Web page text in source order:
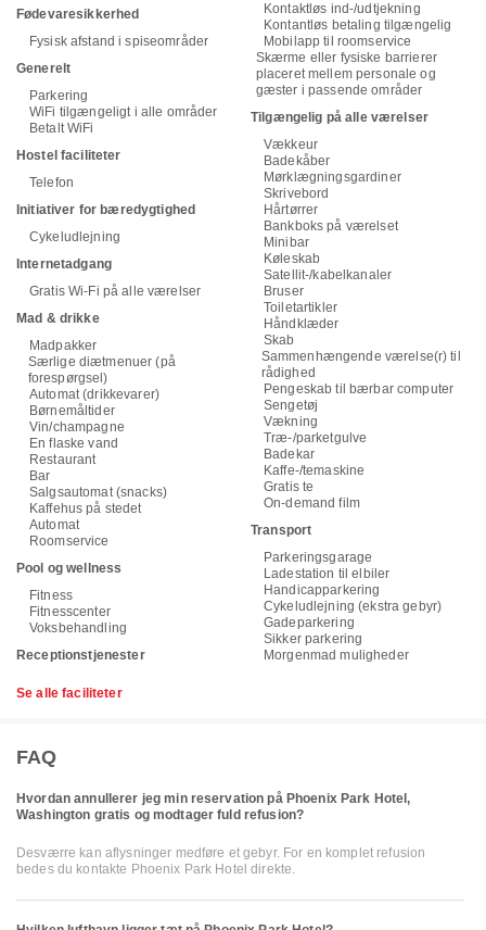
Fødevaresikkerhed
Fysisk afstand i spiseområder
Generelt
Parkering
WiFi tilgængeligt i alle områder
Betalt WiFi
Hostel faciliteter
Telefon
Initiativer for bæredygtighed
Cykeludlejning
Internetadgang
Gratis Wi-Fi på alle værelser
Mad & drikke
Madpakker
Særlige diætmenuer (på
forespørgsel)
Automat (drikkevarer)
Børnemåltider
Vin/champagne
En flaske vand
Restaurant
Bar
Salgsautomat (snacks)
Kaffehus på stedet
Automat
Roomservice
Pool og wellness
Fitness
Fitnesscenter
Voksbehandling
Receptionstjenester
Kontaktløs ind-/udtjekning
Kontantløs betaling tilgængelig
Mobilapp til roomservice
Skærme eller fysiske barrierer
placeret mellem personale og
gæster i passende områder
Tilgængelig på alle værelser
Vækkeur
Badekåber
Mørklægningsgardiner
Skrivebord
Hårtørrer
Bankboks på værelset
Minibar
Køleskab
Satellit-/kabelkanaler
Bruser
Toiletartikler
Håndklæder
Skab
Sammenhængende værelse(r) til
rådighed
Pengeskab til bærbar computer
Sengetøj
Vækning
Træ-/parketgulve
Badekar
Kaffe-/temaskine
Gratis te
On-demand film
Transport
Parkeringsgarage
Ladestation til elbiler
Handicapparkering
Cykeludlejning (ekstra gebyr)
Gadeparkering
Sikker parkering
Morgenmad muligheder
Se alle faciliteter
FAQ
Hvordan annullerer jeg min reservation på Phoenix Park Hotel,
Washington gratis og modtager fuld refusion?
Desværre kan aflysninger medføre et gebyr. For en komplet refusion
bedes du kontakte Phoenix Park Hotel direkte.